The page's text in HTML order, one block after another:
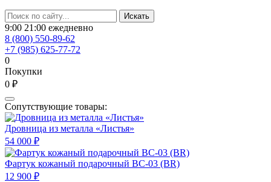
9:00 21:00 ежедневно
8 (800) 550-89-62
+7 (985) 625-77-72
0
Покупки
0 ₽
Сопутствующие товары:
Дровница из металла «Листья»
54 000 ₽
Фартук кожаный подарочный BC-03 (BR)
12 900 ₽